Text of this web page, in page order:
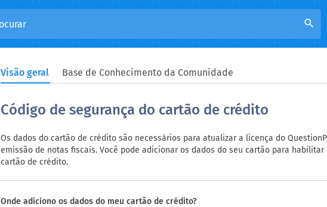
search
Visão geral Base de Conhecimento da Comunidade
Código de segurança do cartão de crédito
Os dados do cartão de crédito são necessários para atualizar a licença do
emissão de notas fiscais. Você pode adicionar os dados do seu cartão para
cartão de crédito.
Onde adiciono os dados do meu cartão de crédito?